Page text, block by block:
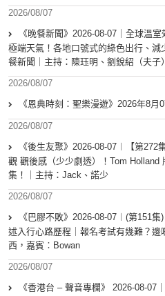
2026/08/07
《晚餐新聞》2026-08-07｜全球溫
極端天氣！各地口號式的綠色出行、
餐新聞｜主持：陳珏明、劉銳紹（夫子）
2026/08/07
《恩典時刻：聖樂漫遊》2026年8月
2026/08/07
《後生友聚》2026-08-07︱【第
觀 觀後感（少少劇透）！Tom Holland
集！｜主持：Jack、諾少
2026/08/07
《巴膠不敗》2026-08-07︱(第151
述入行心路歷程｜報名考試有幾難？
西，嘉賓︰Bowan
2026/08/07
《香港台 – 聲音專欄》 2026-08-07